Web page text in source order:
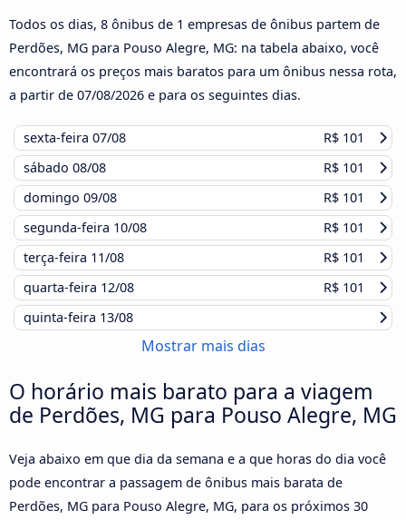
Todos os dias, 8 ônibus de 1 empresas de ônibus partem de
Perdões, MG para Pouso Alegre, MG: na tabela abaixo, você
encontrará os preços mais baratos para um ônibus nessa rota,
a partir de 07/08/2026 e para os seguintes dias.
sexta-feira 07/08
R$ 101
sábado 08/08
R$ 101
domingo 09/08
R$ 101
segunda-feira 10/08
R$ 101
terça-feira 11/08
R$ 101
quarta-feira 12/08
R$ 101
quinta-feira 13/08
Mostrar mais dias
O horário mais barato para a viagem
de Perdões, MG para Pouso Alegre, MG
Veja abaixo em que dia da semana e a que horas do dia você
pode encontrar a passagem de ônibus mais barata de
Perdões, MG para Pouso Alegre, MG, para os próximos 30